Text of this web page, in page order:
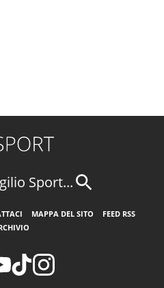
Sport...
MAPPA DEL SITO
FEED RSS